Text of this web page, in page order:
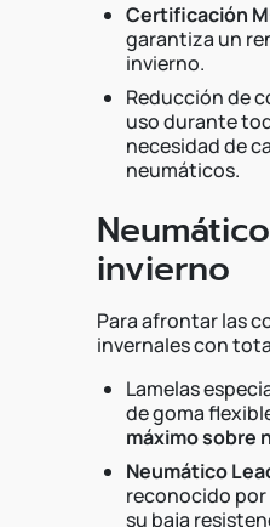
Certificación
garantiza un
invierno.
Reducción de
uso durante
necesidad de
neumáticos.
invierno
Para afrontar las
invernales con
Lamelas
de goma
máximo sobre
Neumático
reconocido
su baja